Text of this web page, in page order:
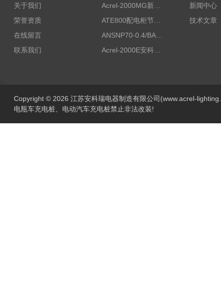
关于我们
荣誉资质
在线留言
联系我们
Acrel-2000MG新能源消纳安科瑞微电网能量管理系统
ATE800配电柜节点无线测温/表带捆绑/无源感应取电
ANSNP70-0.4/BANSNP中线安防保护器 治理三相不平衡
Acrel-2000E安科瑞Acrel配电室综合监控系统
新闻中心
技术文章
Copyright © 2026 江苏安科瑞电器制造有限公司(www.acrel-
电瓶车充电桩、电动汽车充电桩禁止非法改装!